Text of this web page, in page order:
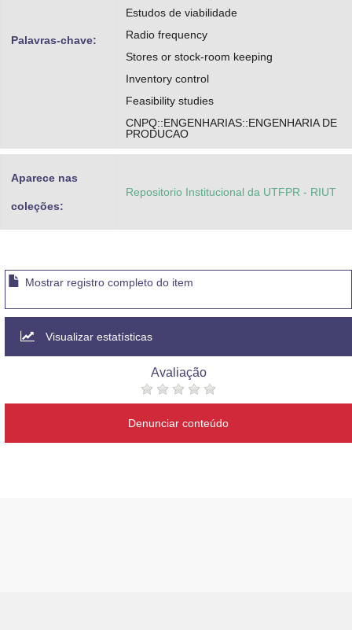
Palavras-chave:
Estudos de viabilidade
Radio frequency
Stores or stock-room keeping
Inventory control
Feasibility studies
CNPQ::ENGENHARIAS::ENGENHARIA DE
PRODUCAO
Aparece nas
coleções:
Repositorio Institucional da UTFPR - RIUT
Mostrar registro completo do item
Visualizar estatísticas
Avaliação
Denunciar conteúdo